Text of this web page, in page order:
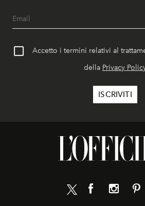
Accetto i termini relativi al
della Privacy